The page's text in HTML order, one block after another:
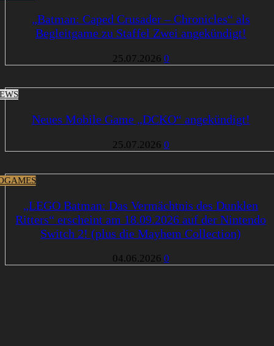
„Batman: Caped Crusader – Chronicles“ als
Begleitgame zu Staffel Zwei angekündigt!
25.07.2026 0
Neues Mobile Game „DCKO“ angekündigt!
25.07.2026 0
„LEGO Batman: Das Vermächtnis des Dunklen
Ritters“ erscheint am 18.09.2026 auf der Nintendo
Switch 2! (plus die Mayhem Collection)
04.06.2026 0